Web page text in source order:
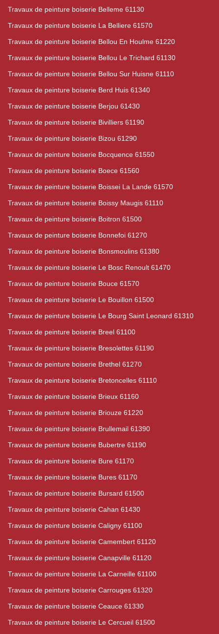
Travaux de peinture boiserie Belleme 61130
Travaux de peinture boiserie La Belliere 61570
Travaux de peinture boiserie Bellou En Houlme 61220
Travaux de peinture boiserie Bellou Le Trichard 61130
Travaux de peinture boiserie Bellou Sur Huisne 61110
Travaux de peinture boiserie Berd Huis 61340
Travaux de peinture boiserie Berjou 61430
Travaux de peinture boiserie Bivilliers 61190
Travaux de peinture boiserie Bizou 61290
Travaux de peinture boiserie Bocquence 61550
Travaux de peinture boiserie Boece 61560
Travaux de peinture boiserie Boissei La Lande 61570
Travaux de peinture boiserie Boissy Maugis 61110
Travaux de peinture boiserie Boitron 61500
Travaux de peinture boiserie Bonnefoi 61270
Travaux de peinture boiserie Bonsmoulins 61380
Travaux de peinture boiserie Le Bosc Renoult 61470
Travaux de peinture boiserie Bouce 61570
Travaux de peinture boiserie Le Bouillon 61500
Travaux de peinture boiserie Le Bourg Saint Leonard 61310
Travaux de peinture boiserie Breel 61100
Travaux de peinture boiserie Bresolettes 61190
Travaux de peinture boiserie Brethel 61270
Travaux de peinture boiserie Bretoncelles 61110
Travaux de peinture boiserie Brieux 61160
Travaux de peinture boiserie Briouze 61220
Travaux de peinture boiserie Brullemail 61390
Travaux de peinture boiserie Bubertre 61190
Travaux de peinture boiserie Bure 61170
Travaux de peinture boiserie Bures 61170
Travaux de peinture boiserie Bursard 61500
Travaux de peinture boiserie Cahan 61430
Travaux de peinture boiserie Caligny 61100
Travaux de peinture boiserie Camembert 61120
Travaux de peinture boiserie Canapville 61120
Travaux de peinture boiserie La Carneille 61100
Travaux de peinture boiserie Carrouges 61320
Travaux de peinture boiserie Ceauce 61330
Travaux de peinture boiserie Le Cercueil 61500